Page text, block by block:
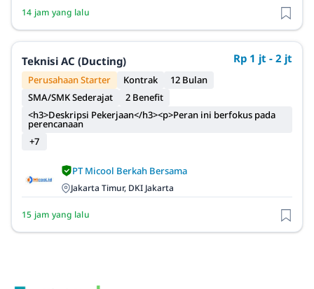
14 jam yang lalu
Teknisi AC (Ducting) Rp 1 jt - 2 jt
Perusahaan Starter Kontrak
12 Bulan
SMA/SMK Sederajat
2 Benefit
<h3>Deskripsi Pekerjaan</h3><p>Peran ini berfokus pada
perencanaan
+7
PT Micool Berkah Bersama
Jakarta Timur, DKI Jakarta
15 jam yang lalu